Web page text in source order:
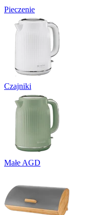
Pieczenie
Czajniki
Małe AGD